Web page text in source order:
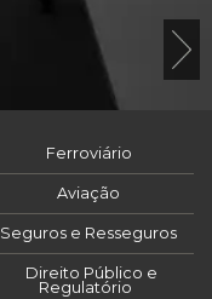
Ferroviário
Aviação
Seguros e Resseguros
Direito Público e
Regulatório